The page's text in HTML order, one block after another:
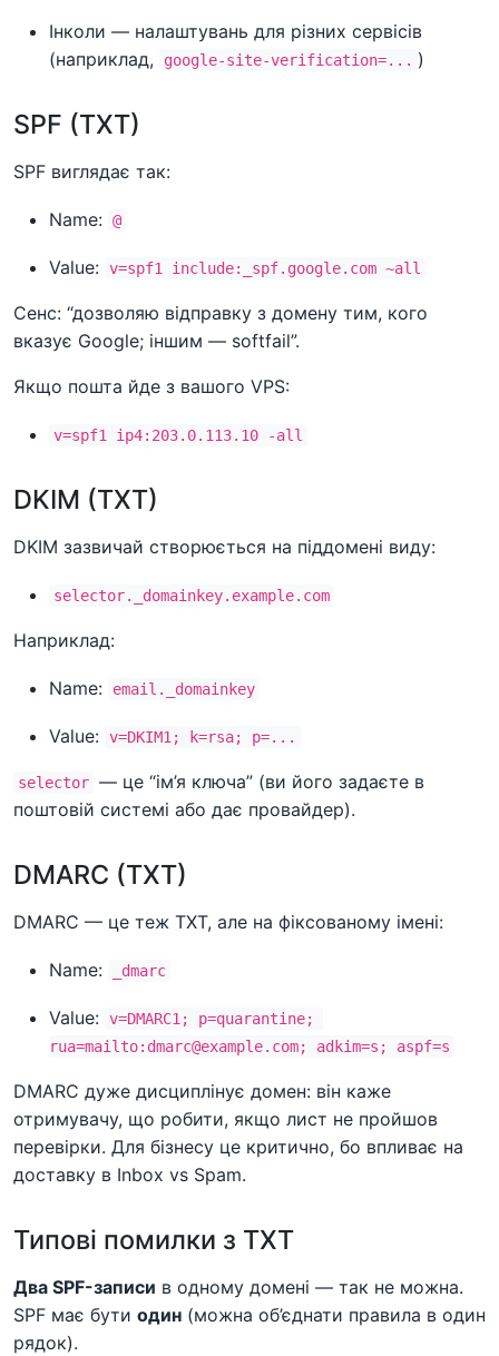
Інколи — налаштувань для різних сервісів
(наприклад,
google-site-verification=... )
SPF (TXT)
SPF виглядає так:
Name: @
Value: v=spf1 include:_spf.google.com ~all
Сенс: “дозволяю відправку з домену тим, кого
вказує Google; іншим — softfail”.
Якщо пошта йде з вашого VPS:
v=spf1 ip4:203.0.113.10 -all
DKIM (TXT)
DKIM зазвичай створюється на піддомені виду:
selector._domainkey.example.com
Наприклад:
Name: email._domainkey
Value: v=DKIM1; k=rsa; p=...
selector — це “ім’я ключа” (ви його задаєте в
поштовій системі або дає провайдер).
DMARC (TXT)
DMARC — це теж TXT, але на фіксованому імені:
Name: _dmarc
Value: v=DMARC1; p=quarantine;
rua=mailto:dmarc@example.com; adkim=s; aspf=s
DMARC дуже дисциплінує домен: він каже
отримувачу, що робити, якщо лист не пройшов
перевірки. Для бізнесу це критично, бо впливає на
доставку в Inbox vs Spam.
Типові помилки з TXT
Два SPF-записи в одному домені — так не можна.
SPF має бути один (можна об’єднати правила в один
рядок).